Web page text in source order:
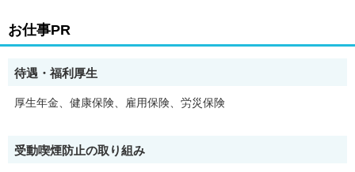
お仕事PR
待遇・福利厚生
厚生年金、健康保険、雇用保険、労災保険
受動喫煙防止の取り組み